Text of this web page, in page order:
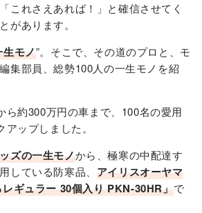
これさえあれば！」と確信させてく
があります。
生モノ”。そこで、その道のプロと、モ
集部員、総勢100人の一生モノを紹
ら約300万円の車まで、100名の愛用
ップしました。
ズの一生モノから、極寒の中配達す
している防寒品、 アイリスオーヤマ
ギュラー 30個入り PKN-30HR」で